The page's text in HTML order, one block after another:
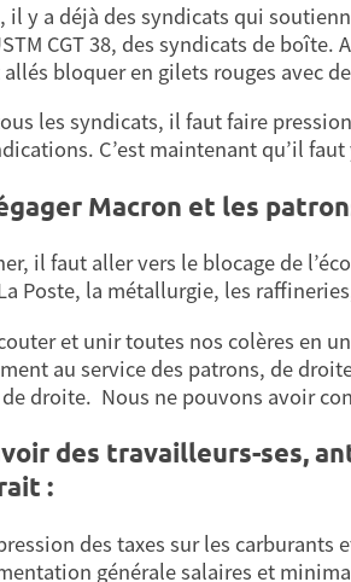
il y a déjà des syndicats qui
CGT 38, des syndicats de
allés bloquer en gilets rouges avec
les syndicats, il faut faire
C’est maintenant qu’il
Macron et les
il faut aller vers le blocage de
Poste, la métallurgie, les
et unir toutes nos colères en
au service des patrons, de
droite. Nous ne pouvons avoir
des travailleurs-ses,
:
des taxes sur les carburants
générale salaires et